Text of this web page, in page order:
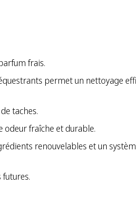
frais.
permet un nettoyage
taches.
odeur fraîche et durable.
renouvelables et un